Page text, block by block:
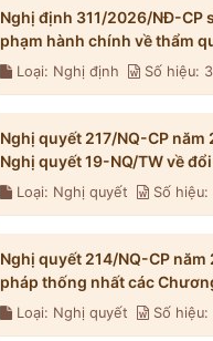
Nghị định 311/2026/NĐ-CP
phạm hành chính về thẩm
Loại: Nghị định Số hiệu:
Nghị quyết 217/NQ-CP
Nghị quyết 19-NQ/TW về
Loại: Nghị quyết Số hiệu:
Nghị quyết 214/NQ-CP
pháp thống nhất các
Loại: Nghị quyết Số hiệu: